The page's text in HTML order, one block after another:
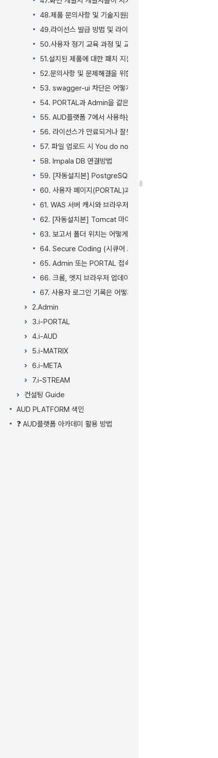
48.제품 문의사항 및 기술지원은 어떻게 요청해야 하나요?
49.라이선스 발급 방법 및 라이선스 적용은 어떻게 하나요?
50.사용자 정기 교육 과정 및 교육 신청은 어떻게 하나요?
51.설치된 제품에 대한 패치 지원 및 반영 방법은 어떻게 되나
52.문의사항 및 문제해결을 위한 로그 취합은 어떻게 하나요?
53. swagger-ui 차단은 어떻게 하나요?
54. PORTAL과 Admin을 같은 브라우저에서 사용이 가능한
55. AUD플랫폼 7에서 사용하는 오픈 소스 라이선스 정보는
56. 라이선스가 만료되거나 잘못되면 어떤 현상이 나타나나요?
57. 파일 업로드 시 You do not have permission 오류가 발
58. Impala DB 연결방법
59. [자동설치본] PostgreSQL 업그레이드 방법
60. 사용자 페이지(PORTAL)과 관리자페이지(Admin)를 분
61. WAS 서버 캐시와 브라우저 캐시 삭제는 어떻게 삭제하나
62. [자동설치본] Tomcat 마이너 업그레이드 방법
63. 보고서 폴더 위치는 어떻게 바꾸나요?
64. Secure Coding (시큐어 코딩) 이란 무엇인가요?
65. Admin 또는 PORTAL 접속 시 Check Network 가 표시
66. 크롬, 엣지 브라우저 업데이트 (버전 147) 후 i-MATRIX
67. 사용자 로그인 기록은 어떻게 확인하나요?
2.Admin
3.i-PORTAL
4.i-AUD
5.i-MATRIX
6.i-META
7.i-STREAM
컨설팅 Guide
AUD PLATFORM 색인
❓ AUD플랫폼 아카데미 활용 방법